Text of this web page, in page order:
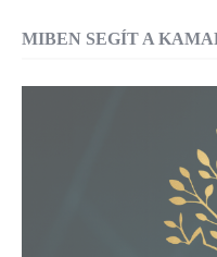
MIBEN SEGÍT A